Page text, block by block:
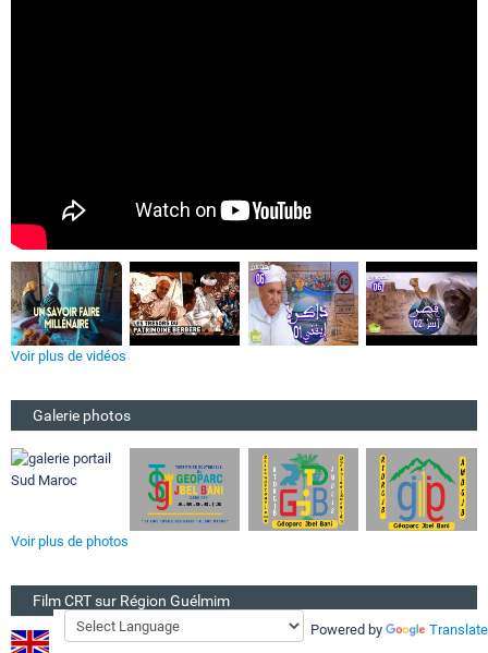
Voir plus de vidéos
Galerie photos
Voir plus de photos
Film CRT sur Région Guélmim
Powered by Translate